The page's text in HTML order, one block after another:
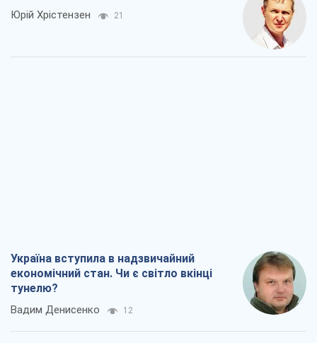
Юрій Хрістензен 21
Україна вступила в надзвичайний
економічний стан. Чи є світло вкінці
тунелю?
Вадим Денисенко 12